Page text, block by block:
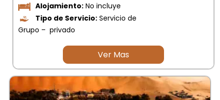
Alojamiento: No incluye
Tipo de Servicio: Servicio de
Grupo – privado
Ver Mas